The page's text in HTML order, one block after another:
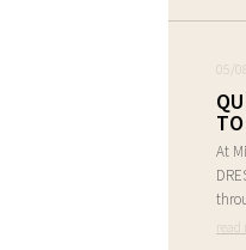
05/
At
read